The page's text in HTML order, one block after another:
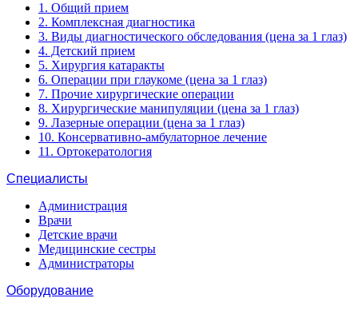
1. Общий прием
2. Комплексная диагностика
3. Виды диагностического обследования (цена за 1 глаз)
4. Детский прием
5. Хирургия катаракты
6. Операции при глаукоме (цена за 1 глаз)
7. Прочие хирургические операции
8. Хирургические манипуляции (цена за 1 глаз)
9. Лазерные операции (цена за 1 глаз)
10. Консервативно-амбулаторное лечение
11. Ортокератология
Специалисты
Администрация
Врачи
Детские врачи
Медицинские сестры
Администраторы
Оборудование